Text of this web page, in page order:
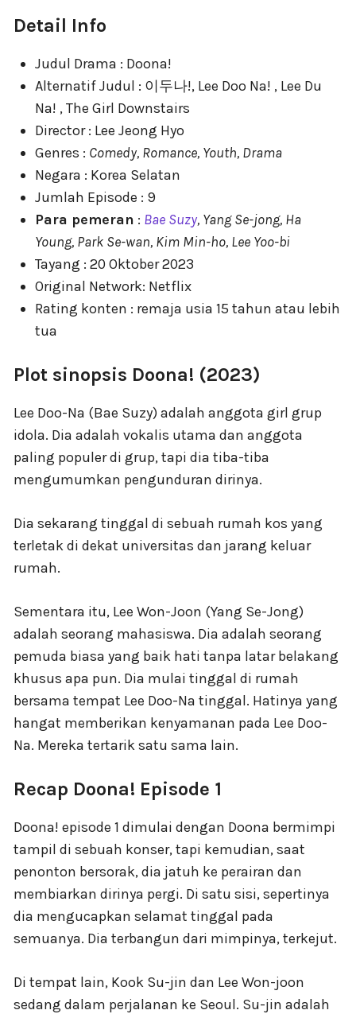
Detail Info
Judul Drama : Doona!
Alternatif Judul : 이두나!, Lee Doo Na! , Lee Du
Na! , The Girl Downstairs
Director : Lee Jeong Hyo
Genres : Comedy, Romance, Youth, Drama
Negara : Korea Selatan
Jumlah Episode : 9
Para pemeran : Bae Suzy, Yang Se-jong, Ha
Young, Park Se-wan, Kim Min-ho, Lee Yoo-bi
Tayang : 20 Oktober 2023
Original Network: Netflix
Rating konten : remaja usia 15 tahun atau lebih
tua
Plot sinopsis Doona! (2023)
Lee Doo-Na (Bae Suzy) adalah anggota girl grup
idola. Dia adalah vokalis utama dan anggota
paling populer di grup, tapi dia tiba-tiba
mengumumkan pengunduran dirinya.
Dia sekarang tinggal di sebuah rumah kos yang
terletak di dekat universitas dan jarang keluar
rumah.
Sementara itu, Lee Won-Joon (Yang Se-Jong)
adalah seorang mahasiswa. Dia adalah seorang
pemuda biasa yang baik hati tanpa latar belakang
khusus apa pun. Dia mulai tinggal di rumah
bersama tempat Lee Doo-Na tinggal. Hatinya yang
hangat memberikan kenyamanan pada Lee Doo-
Na. Mereka tertarik satu sama lain.
Recap Doona! Episode 1
Doona! episode 1 dimulai dengan Doona bermimpi
tampil di sebuah konser, tapi kemudian, saat
penonton bersorak, dia jatuh ke perairan dan
membiarkan dirinya pergi. Di satu sisi, sepertinya
dia mengucapkan selamat tinggal pada
semuanya. Dia terbangun dari mimpinya, terkejut.
Di tempat lain, Kook Su-jin dan Lee Won-joon
sedang dalam perjalanan ke Seoul. Su-jin adalah